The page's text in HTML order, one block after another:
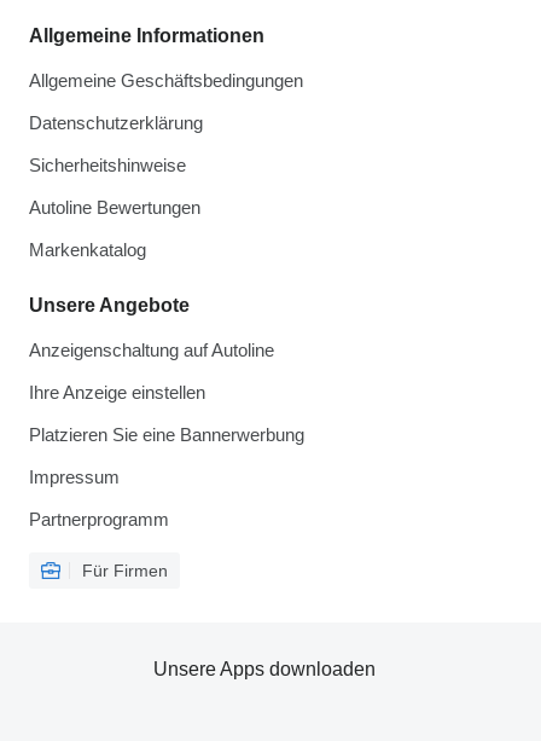
Allgemeine Informationen
Allgemeine Geschäftsbedingungen
Datenschutzerklärung
Sicherheitshinweise
Autoline Bewertungen
Markenkatalog
Unsere Angebote
Anzeigenschaltung auf Autoline
Ihre Anzeige einstellen
Platzieren Sie eine Bannerwerbung
Impressum
Partnerprogramm
Für Firmen
Unsere Apps downloaden